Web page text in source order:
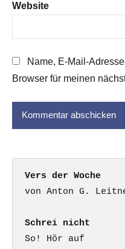
Website
Name, E-Mail-
Browser für meinen
Vers der Woche
Schrei nicht
So! Hör auf